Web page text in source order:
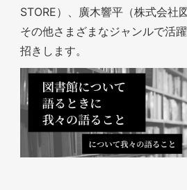
STORE）、廣木響平（株式会社
その他さまざまなジャンルで活
招きします。